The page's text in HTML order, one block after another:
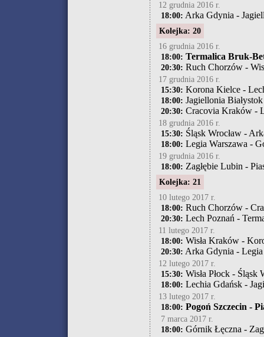
12 grudnia 2016 r.
18:00: Arka Gdynia -
Kolejka: 20
16 grudnia 2016 r.
18:00: Termalica Bruk-
20:30: Ruch Chorzów -
17 grudnia 2016 r.
15:30: Korona Kielce -
18:00: Jagiellonia Białystok
20:30: Cracovia Kraków -
18 grudnia 2016 r.
15:30: Śląsk Wrocław -
18:00: Legia Warszawa -
19 grudnia 2016 r.
18:00: Zagłębie Lubin -
Kolejka: 21
10 lutego 2017 r.
18:00: Ruch Chorzów -
20:30: Lech Poznań -
11 lutego 2017 r.
18:00: Wisła Kraków -
20:30: Arka Gdynia - Legia
12 lutego 2017 r.
15:30: Wisła Płock - Śląsk
18:00: Lechia Gdańsk -
13 lutego 2017 r.
18:00: Pogoń Szczecin -
7 marca 2017 r.
18:00: Górnik Łęczna -